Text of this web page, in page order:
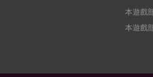
本遊戲
本遊戲